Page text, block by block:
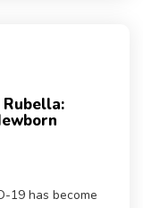
19 has become